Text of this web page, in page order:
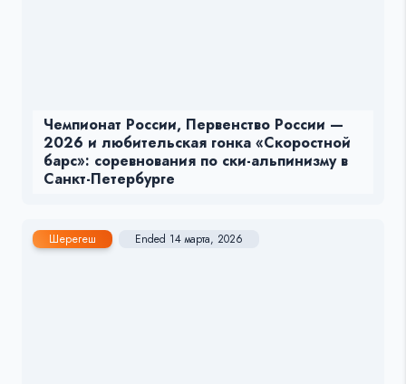
Чемпионат России, Первенство России —
2026 и любительская гонка «Скоростной
барс»: соревнования по ски-альпинизму в
Санкт-Петербурге
Шерегеш Ended 14 марта, 2026